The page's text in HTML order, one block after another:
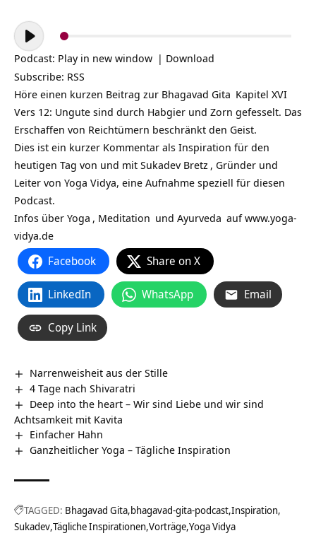
Audio-
Player
Podcast: Play in new window | Download
Subscribe: RSS
Höre einen kurzen Beitrag zur Bhagavad Gita Kapitel XVI
Vers 12: Ungute sind durch Habgier und Zorn gefesselt. Das
Erschaffen von Reichtümern beschränkt den Geist.
Dies ist ein kurzer Kommentar als Inspiration für den
heutigen Tag von und mit Sukadev Bretz , Gründer und
Leiter von Yoga Vidya, eine Aufnahme speziell für diesen
Podcast.
Infos über Yoga , Meditation und Ayurveda aufwww.yoga-
vidya.de
Facebook Share on X
LinkedIn WhatsApp Email
Copy Link
Narrenweisheit aus der Stille
4 Tage nach Shivaratri
Deep into the heart – Wir sind Liebe und wir sind
Achtsamkeit mit Kavita
Einfacher Hahn
Ganzheitlicher Yoga – Tägliche Inspiration
TAGGED: Bhagavad Gita bhagavad-gita-podcast Inspiration
Sukadev Tägliche Inspirationen Vorträge Yoga Vidya